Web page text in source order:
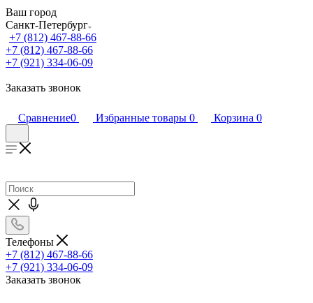
Ваш город
Санкт-Петербург
+7 (812) 467-88-66
+7 (812) 467-88-66
+7 (921) 334-06-09
Заказать звонок
Сравнение0 Избранные товары 0 Корзина 0
Телефоны
+7 (812) 467-88-66
+7 (921) 334-06-09
Заказать звонок